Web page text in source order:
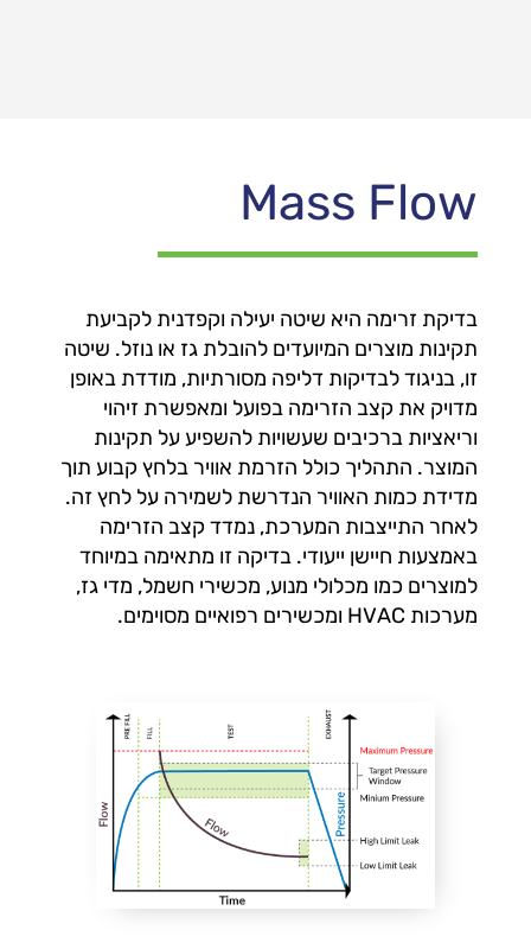
Mass Flow
בדיקת זרימה היא שיטה יעילה וקפדנית לקביעת
תקינות מוצרים המיועדים להובלת גז או נוזל. שיטה
זו, בניגוד לבדיקות דליפה מסורתיות, מודדת באופן
מדויק את קצב הזרימה בפועל ומאפשרת זיהוי
וריאציות ברכיבים שעשויות להשפיע על תקינות
המוצר. התהליך כולל הזרמת אוויר בלחץ קבוע תוך
מדידת כמות האוויר הנדרשת לשמירה על לחץ זה.
לאחר התייצבות המערכת, נמדד קצב הזרימה
באמצעות חיישן ייעודי. בדיקה זו מתאימה במיוחד
למוצרים כמו מכלולי מנוע, מכשירי חשמל, מדי גז,
מערכות HVAC ומכשירים רפואיים מסוימים.